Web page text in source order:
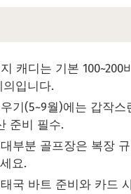
캐디는 기본 100~200
입니다.
기(5~9월)에는 갑작스
준비 필수.
부분 골프장은 복장
요.
국 바트 준비와 카드